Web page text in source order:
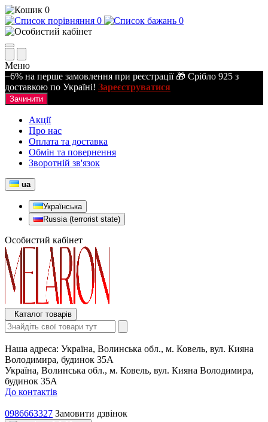
0
0
0
Меню
−6% на перше замовлення при реєстрації 🎁 Срібло 925 з
доставкою по Україні! Зареєструватися
Зачинити
Акції
Про нас
Оплата та доставка
Обмін та повернення
Зворотній зв'язок
ua
Українська
Russia (terrorist state)
Особистий кабінет
Каталог товарів
Наша адреса: Україна, Волинська обл., м. Ковель, вул. Кияна
Володимира, будинок 35А
Україна, Волинська обл., м. Ковель, вул. Кияна Володимира,
будинок 35А
До контактів
0986663327 Замовити дзвінок